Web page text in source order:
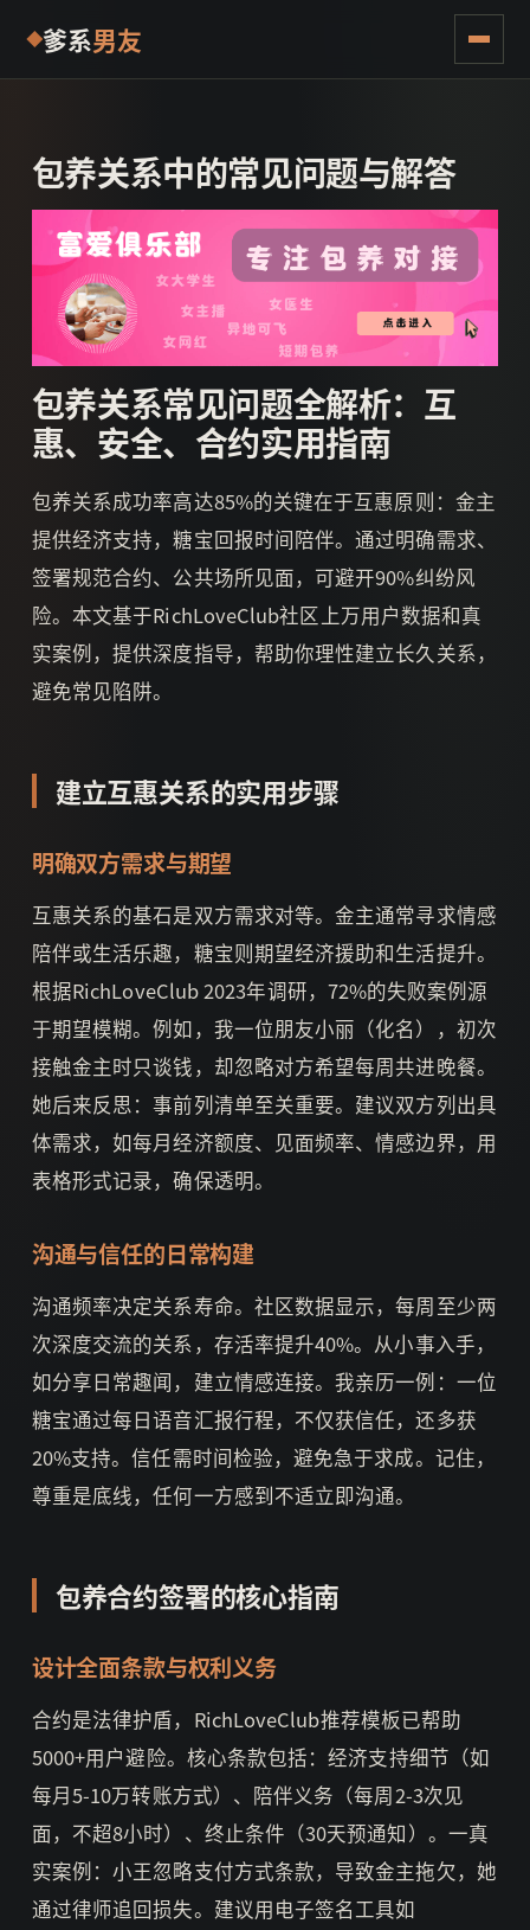
爹系男友
包养关系中的常见问题与解答
包养关系常见问题全解析：互
惠、安全、合约实用指南
包养关系成功率高达85%的关键在于互惠原则：金主
提供经济支持，糖宝回报时间陪伴。通过明确需求、
签署规范合约、公共场所见面，可避开90%纠纷风
险。本文基于RichLoveClub社区上万用户数据和真
实案例，提供深度指导，帮助你理性建立长久关系，
避免常见陷阱。
建立互惠关系的实用步骤
明确双方需求与期望
互惠关系的基石是双方需求对等。金主通常寻求情感
陪伴或生活乐趣，糖宝则期望经济援助和生活提升。
根据RichLoveClub 2023年调研，72%的失败案例源
于期望模糊。例如，我一位朋友小丽（化名），初次
接触金主时只谈钱，却忽略对方希望每周共进晚餐。
她后来反思：事前列清单至关重要。建议双方列出具
体需求，如每月经济额度、见面频率、情感边界，用
表格形式记录，确保透明。
沟通与信任的日常构建
沟通频率决定关系寿命。社区数据显示，每周至少两
次深度交流的关系，存活率提升40%。从小事入手，
如分享日常趣闻，建立情感连接。我亲历一例：一位
糖宝通过每日语音汇报行程，不仅获信任，还多获
20%支持。信任需时间检验，避免急于求成。记住，
尊重是底线，任何一方感到不适立即沟通。
包养合约签署的核心指南
设计全面条款与权利义务
合约是法律护盾，RichLoveClub推荐模板已帮助
5000+用户避险。核心条款包括：经济支持细节（如
每月5-10万转账方式）、陪伴义务（每周2-3次见
面，不超8小时）、终止条件（30天预通知）。一真
实案例：小王忽略支付方式条款，导致金主拖欠，她
通过律师追回损失。建议用电子签名工具如